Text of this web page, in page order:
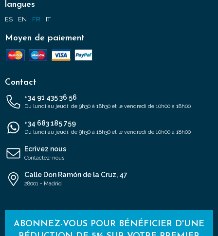
langues
ES EN FR IT
Moyen de paiement
Contact
+34 91 435 36 56
Du lundi au jeudi: de 9h30 à 18h30 et le vendredi de 10h00 à 18h00
+34 683 185 759
Du lundi au jeudi: de 9h30 à 18h30 et le vendredi de 10h00 à 18h00
Ecrivez nous
Contactez-nous
Calle Don Ramón de la Cruz, 47
28001 - Madrid
ABONNEZ-VOUS POUR BÉNÉFICIER D'UNE